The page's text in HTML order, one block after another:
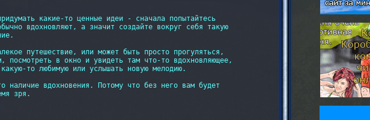
какие-то ценные идеи - сначала попытайтесь
вдохновляют, а значит создайте вокруг себя такую
путешествие, или может быть просто прогуляться,
посмотреть в окно и увидеть там что-то вдохновляющее,
то любимую или услышать новую мелодию.
наличие вдохновения. Потому что без него вам будет
зря.